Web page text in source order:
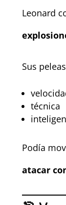
Leonard
Sus
técnica
Podía
atacar